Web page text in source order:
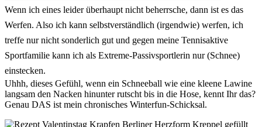
Wenn ich eines leider überhaupt nicht beherrsche, dann ist es das
Werfen. Also ich kann selbstverständlich (irgendwie) werfen, ich
treffe nur nicht sonderlich gut und gegen meine Tennisaktive
Sportfamilie kann ich als Extreme-Passivsportlerin nur (Schnee)
einstecken.
Uhhh, dieses Gefühl, wenn ein Schneeball wie eine kleene Lawine
langsam den Nacken hinunter rutscht bis in die Hose, kennt Ihr das?
Genau DAS ist mein chronisches Winterfun-Schicksal.